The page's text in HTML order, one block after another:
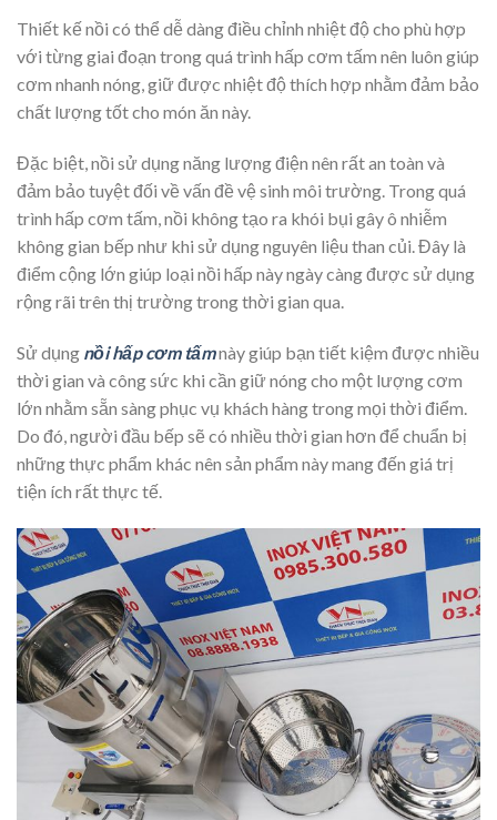
Thiết kế nồi có thể dễ dàng điều chỉnh nhiệt độ cho phù hợp
với từng giai đoạn trong quá trình hấp cơm tấm nên luôn giúp
cơm nhanh nóng, giữ được nhiệt độ thích hợp nhằm đảm bảo
chất lượng tốt cho món ăn này.
Đặc biệt, nồi sử dụng năng lượng điện nên rất an toàn và
đảm bảo tuyệt đối về vấn đề vệ sinh môi trường. Trong quá
trình hấp cơm tấm, nồi không tạo ra khói bụi gây ô nhiễm
không gian bếp như khi sử dụng nguyên liệu than củi. Đây là
điểm cộng lớn giúp loại nồi hấp này ngày càng được sử dụng
rộng rãi trên thị trường trong thời gian qua.
Sử dụng nồi hấp cơm tấmnày giúp bạn tiết kiệm được nhiều
thời gian và công sức khi cần giữ nóng cho một lượng cơm
lớn nhằm sẵn sàng phục vụ khách hàng trong mọi thời điểm.
Do đó, người đầu bếp sẽ có nhiều thời gian hơn để chuẩn bị
những thực phẩm khác nên sản phẩm này mang đến giá trị
tiện ích rất thực tế.